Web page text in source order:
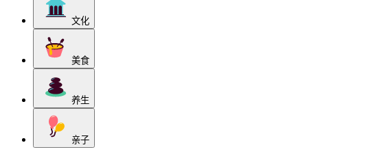
文化
美食
养生
亲子